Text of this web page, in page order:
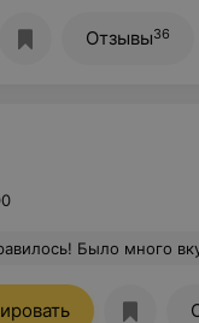
Отзывы36
хорошее обслуживание, веселая